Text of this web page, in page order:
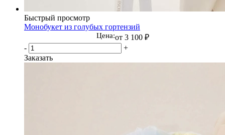
Быстрый просмотр
Монобукет из голубых гортензий
Цена:от 3 100 ₽
-
+
Заказать